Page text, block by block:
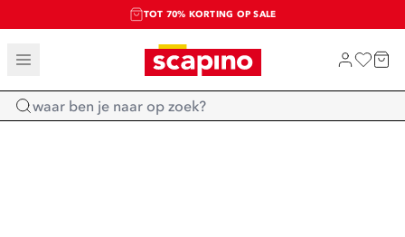
TOT 70% KORTING OP SALE
SALE: LAATSTE KANS!
SHOP NIEUW
Home